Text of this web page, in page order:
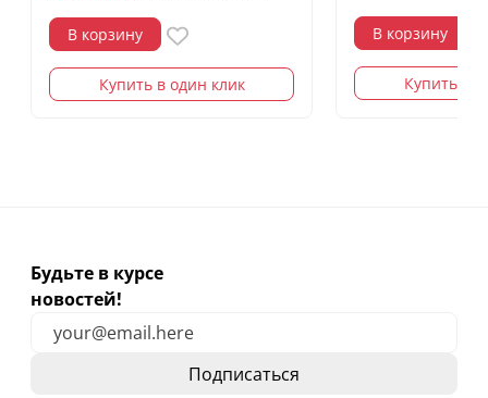
В корзину
Купить в один клик
В корзину
Купить в
Будьте в курсе
новостей!